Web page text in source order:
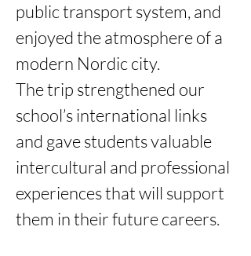
public transport system, and
enjoyed the atmosphere of a
modern Nordic city.
The trip strengthened our
school’s international links
and gave students valuable
intercultural and professional
experiences that will support
them in their future careers.